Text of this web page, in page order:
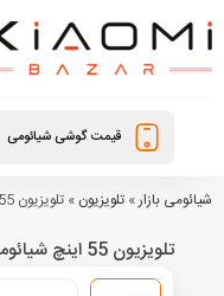
قیمت گوشی شیائومی
شیائومی بازار» تلویزیون » تلویزیون 55 اینچ شیائومی مدل Mi TV Q1E 55
تلویزیون 55 اینچ شیائومی مدل Mi TV Q1E 55